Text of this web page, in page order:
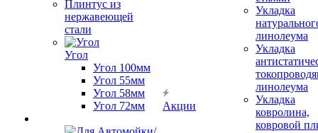
Плинтус из
нержавеющей
стали
Угол
Угол 100мм
Угол 55мм
Угол 58мм
Угол 72мм
Акции
Укладка
линолеума
Укладка
линолеума
Укладка
ковролина,
ковровой